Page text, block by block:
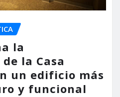
la
la Casa
un edificio más
y funcional